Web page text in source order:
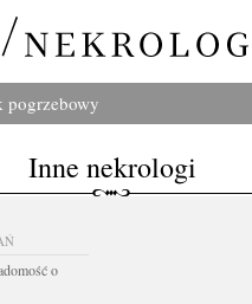
pogrzebowy
Inne nekrologi
o